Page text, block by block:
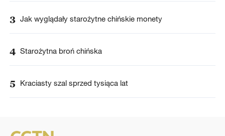
3 Jak wyglądały starożytne chińskie monety
4 Starożytna broń chińska
5 Kraciasty szal sprzed tysiąca lat